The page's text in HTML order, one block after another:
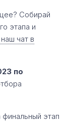
Собирай
этапа и
чат в
по
этап